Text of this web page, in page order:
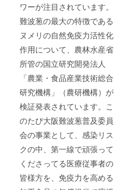
ワーが注目されています。
難波葱の最大の特徴である
ヌメリの自然免疫力活性化
作用について、農林水産省
所管の国立研究開発法人
「農業・食品産業技術総合
研究機構」（農研機構）が
検証発表されています。こ
のたび大阪難波葱普及委員
会の事業として、感染リス
クの中、第一線で頑張って
くださってる医療従事者の
皆様方を、免疫力を高める